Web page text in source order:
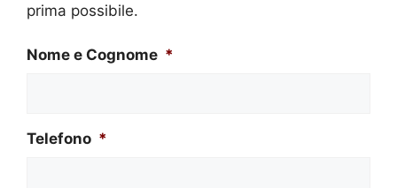
prima possibile.
Nome e Cognome *
Telefono *